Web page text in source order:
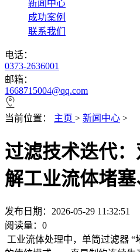
新闻中心
成功案例
联系我们
电话：
0373-2636001
邮箱：
1668715004@qq.com
当前位置： 主页 > 新闻中心 >
过滤技术迭代
解工业流体堵
发布日期：2026-05-29 11:32:51
阅读量： 0
工业流体处理中，单筒过滤器